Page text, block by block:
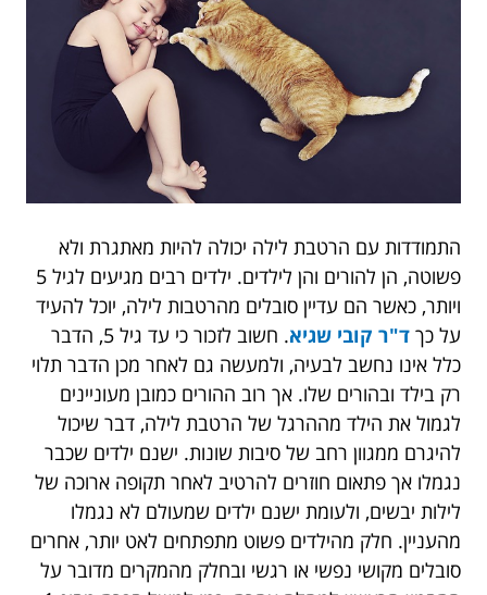
התמודדות עם הרטבת לילה יכולה להיות מאתגרת ולא
פשוטה, הן להורים והן לילדים. ילדים רבים מגיעים לגיל 5
ויותר, כאשר הם עדיין סובלים מהרטבות לילה, יוכל להעיד
על כך ד"ר קובי שגיא
. חשוב לזכור כי עד גיל 5, הדבר
כלל אינו נחשב לבעיה, ולמעשה גם לאחר מכן הדבר תלוי
רק בילד ובהורים שלו. אך רוב ההורים כמובן מעוניינים
לגמול את הילד מההרגל של הרטבת לילה, דבר שיכול
להיגרם ממגוון רחב של סיבות שונות. ישנם ילדים שכבר
נגמלו אך פתאום חוזרים להרטיב לאחר תקופה ארוכה של
לילות יבשים, ולעומת ישנם ילדים שמעולם לא נגמלו
מהעניין. חלק מהילדים פשוט מתפתחים לאט יותר, אחרים
סובלים מקושי נפשי או רגשי ובחלק מהמקרים מדובר על